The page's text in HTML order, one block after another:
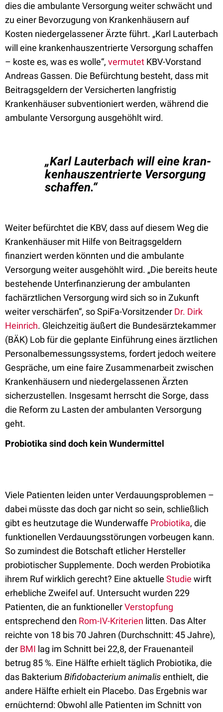
dies die ambulante Versorgung weiter schwächt und
zu einer Bevorzugung von Krankenhäusern auf
Kosten niedergelassener Ärzte führt. „Karl Lauterbach
will eine kran­kenhauszentrierte Versorgung schaffen
– koste es, was es wolle“, vermutet KBV-Vorstand
Andreas Gassen. Die Befürchtung besteht, dass mit
Beitragsgeldern der Versicherten langfristig
Krankenhäuser subventioniert werden, während die
ambulante Versorgung ausgehöhlt wird.
„Karl Lauterbach will eine kran­
kenhauszentrierte Versorgung
schaffen.“
Weiter befürchtet die KBV, dass auf diesem Weg die
Krankenhäuser mit Hilfe von Beitragsgeldern
finanziert werden könnten und die ambulante
Versorgung weiter ausgehöhlt wird. „Die bereits heute
bestehende Unterfinanzierung der am­bulanten
fachärztlichen Versorgung wird sich so in Zukunft
weiter verschärfen“, so SpiFa-Vorsitzender Dr. Dirk
Heinrich. Gleichzeitig äußert die Bundesärztekammer
(BÄK) Lob für die geplante Einführung eines ärztlichen
Personalbemessungssystems, fordert jedoch weitere
Gespräche, um eine faire Zusammenarbeit zwischen
Krankenhäusern und niedergelassenen Ärzten
sicherzustellen. Insgesamt herrscht die Sorge, dass
die Reform zu Lasten der ambulanten Versorgung
geht.
Probiotika sind doch kein Wundermittel
Viele Patienten leiden unter Verdauungsproblemen –
dabei müsste das doch gar nicht so sein, schließlich
gibt es heutzutage die Wunderwaffe Probiotika, die
funktionellen Verdauungsstörungen vorbeugen kann.
So zumindest die Botschaft etlicher Hersteller
probiotischer Supplemente. Doch werden Probiotika
ihrem Ruf wirklich gerecht? Eine aktuelle Studie wirft
erhebliche Zweifel auf. Untersucht wurden 229
Patienten, die an funktionellerVerstopfung
entsprechend den Rom-IV-Kriterien litten. Das Alter
reichte von 18 bis 70 Jahren (Durchschnitt: 45 Jahre),
der BMI lag im Schnitt bei 22,8, der Frauenanteil
betrug 85 %. Eine Hälfte erhielt täglich Probiotika, die
das Bakterium Bifidobacterium animalisenthielt, die
andere Hälfte erhielt ein Placebo. Das Ergebnis war
ernüchternd: Obwohl alle Patienten im Schnitt von